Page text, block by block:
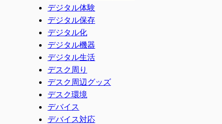
デジタル体験
デジタル保存
デジタル化
デジタル機器
デジタル生活
デスク周り
デスク周辺グッズ
デスク環境
デバイス
デバイス対応